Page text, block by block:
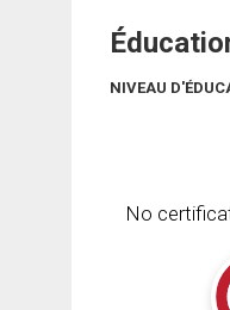
NIVEAU
No